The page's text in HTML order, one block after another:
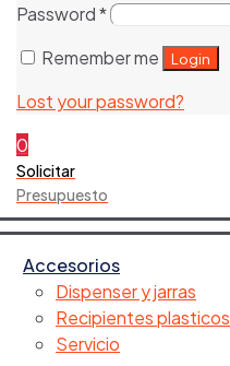
Password*
Remember me
Login
Lost your password?
0
Solicitar
Presupuesto
Accesorios
Dispenser y jarras
Recipientes plasticos
Servicio